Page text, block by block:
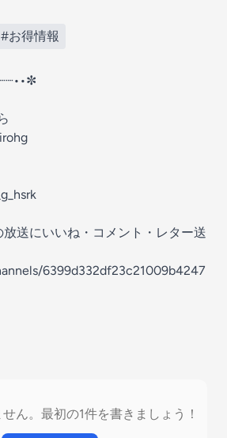
#お得情報
送にいいね・コメント・レター送
6399d332df23c21009b4247
ん。最初の1件を書きましょう！